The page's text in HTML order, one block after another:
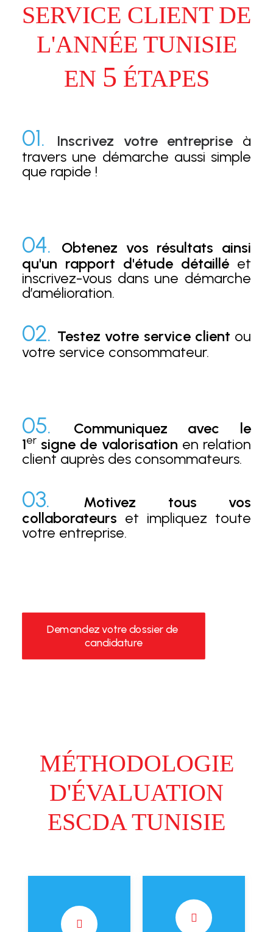
SERVICE CLIENT DE
L'ANNÉE TUNISIE
EN 5 ÉTAPES
01. Inscrivez votre entreprise à
travers une démarche aussi simple
que rapide !
04.
Obtenez vos résultats ainsi
qu'un rapport d'étude détaillé et
inscrivez-vous dans une démarche
d’amélioration.
02. Testez votre service client ou
votre service consommateur.
05.
Communiquez avec le
1er signe de valorisation en relation
client auprès des consommateurs.
03.
Motivez tous vos
collaborateurs et impliquez toute
votre entreprise.
Demandez votre dossier de
candidature
MÉTHODOLOGIE
D'ÉVALUATION
ESCDA TUNISIE
finale) Le client
mystère appelle le
service client,
finale) Le client
mystère publie un
commentaire sur la